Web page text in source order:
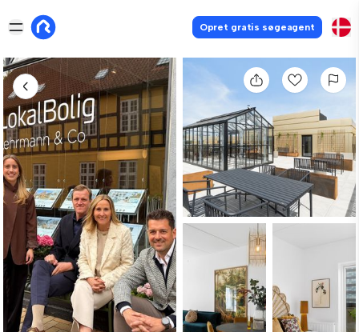
Opret gratis søgeagent